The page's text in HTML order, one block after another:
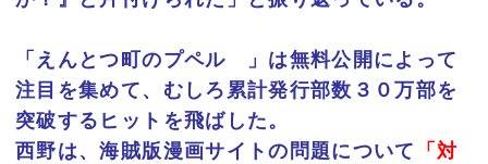
「えんとつ町のプペル 」は無料公開によって
注目を集めて、むしろ累計発行部数３０万部を
突破するヒットを飛ばした。
西野は、海賊版漫画サイトの問題について
「対